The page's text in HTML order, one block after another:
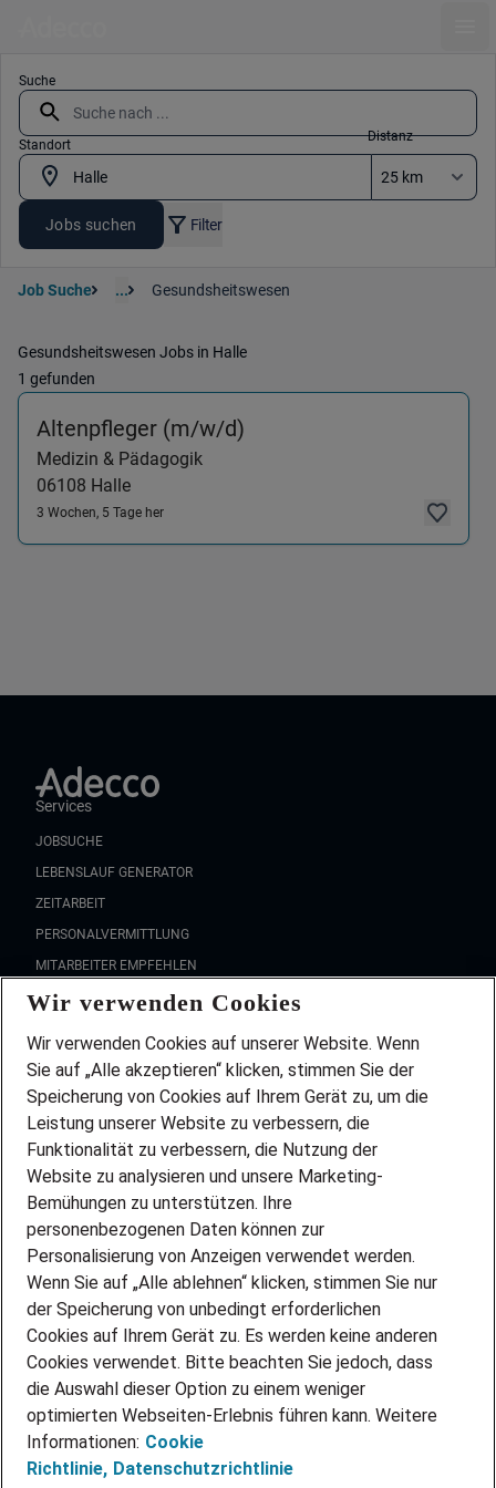
Suche
Standort
Distanz
Jobs suchen Filter
Job Suche ... Gesundsheitswesen
Gesundsheitswesen Jobs in Halle
1 gefunden
Altenpfleger (m/w/d)
Medizin & Pädagogik
06108 Halle
3 Wochen, 5 Tage her
Services
JOBSUCHE
LEBENSLAUF GENERATOR
ZEITARBEIT
PERSONALVERMITTLUNG
MITARBEITER EMPFEHLEN
FAQ
Wir stellen ein!
DEINE BERUFSGRUPPE
DEINE LEBENSSITUATION
PARTNERSHIP WITH AIRBUS
INITIATIV BEWERBEN
ÜBER UNS
STANDORTE
BLOG
PRESSE
KONTAKT
@Adecco 2026
IMPRESSUM
DATENSCHUTZ
Wir verwenden Cookies
Wir verwenden Cookies auf unserer Website. Wenn
Sie auf „Alle akzeptieren“ klicken, stimmen Sie der
Speicherung von Cookies auf Ihrem Gerät zu, um die
Leistung unserer Website zu verbessern, die
Funktionalität zu verbessern, die Nutzung der
Website zu analysieren und unsere Marketing-
Bemühungen zu unterstützen. Ihre
personenbezogenen Daten können zur
Personalisierung von Anzeigen verwendet werden.
Wenn Sie auf „Alle ablehnen“ klicken, stimmen Sie nur
der Speicherung von unbedingt erforderlichen
Cookies auf Ihrem Gerät zu. Es werden keine anderen
Cookies verwendet. Bitte beachten Sie jedoch, dass
die Auswahl dieser Option zu einem weniger
optimierten Webseiten-Erlebnis führen kann. Weitere
Informationen: Cookie
Richtlinie, Datenschutzrichtlinie